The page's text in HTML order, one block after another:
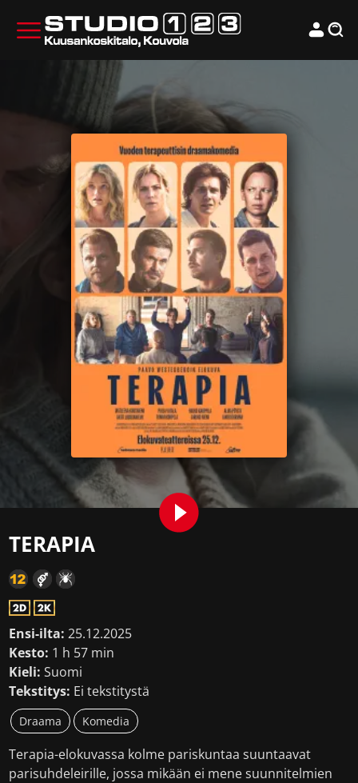
TERAPIA
Ensi-ilta: 25.12.2025
Kesto: 1 h 57 min
Kieli: Suomi
Tekstitys: Ei tekstitystä
Draama Komedia
Terapia-elokuvassa kolme pariskuntaa suuntaavat
parisuhdeleirille, jossa mikään ei mene suunnitelmien